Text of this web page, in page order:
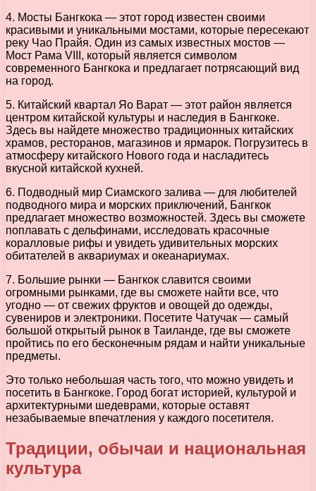
4. Мосты Бангкока — этот город известен своими
красивыми и уникальными мостами, которые пересекают
реку Чао Прайя. Один из самых известных мостов —
Мост Рама VIII, который является символом
современного Бангкока и предлагает потрясающий вид
на город.
5. Китайский квартал Яо Варат — этот район является
центром китайской культуры и наследия в Бангкоке.
Здесь вы найдете множество традиционных китайских
храмов, ресторанов, магазинов и ярмарок. Погрузитесь в
атмосферу китайского Нового года и насладитесь
вкусной китайской кухней.
6. Подводный мир Сиамского залива — для любителей
подводного мира и морских приключений, Бангкок
предлагает множество возможностей. Здесь вы сможете
поплавать с дельфинами, исследовать красочные
коралловые рифы и увидеть удивительных морских
обитателей в аквариумах и океанариумах.
7. Большие рынки — Бангкок славится своими
огромными рынками, где вы сможете найти все, что
угодно — от свежих фруктов и овощей до одежды,
сувениров и электроники. Посетите Чатучак — самый
большой открытый рынок в Таиланде, где вы сможете
пройтись по его бесконечным рядам и найти уникальные
предметы.
Это только небольшая часть того, что можно увидеть и
посетить в Бангкоке. Город богат историей, культурой и
архитектурными шедеврами, которые оставят
незабываемые впечатления у каждого посетителя.
Традиции, обычаи и национальная
культура